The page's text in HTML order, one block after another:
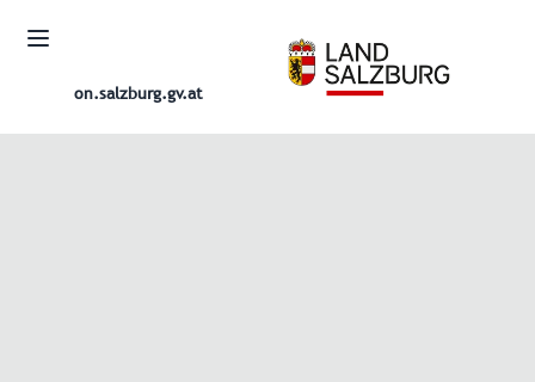
on.salzburg.gv.at